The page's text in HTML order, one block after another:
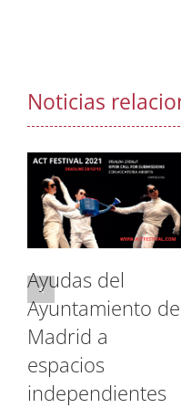
Noticias
Ayudas del
Ayuntamiento de
Madrid a
espacios
independientes